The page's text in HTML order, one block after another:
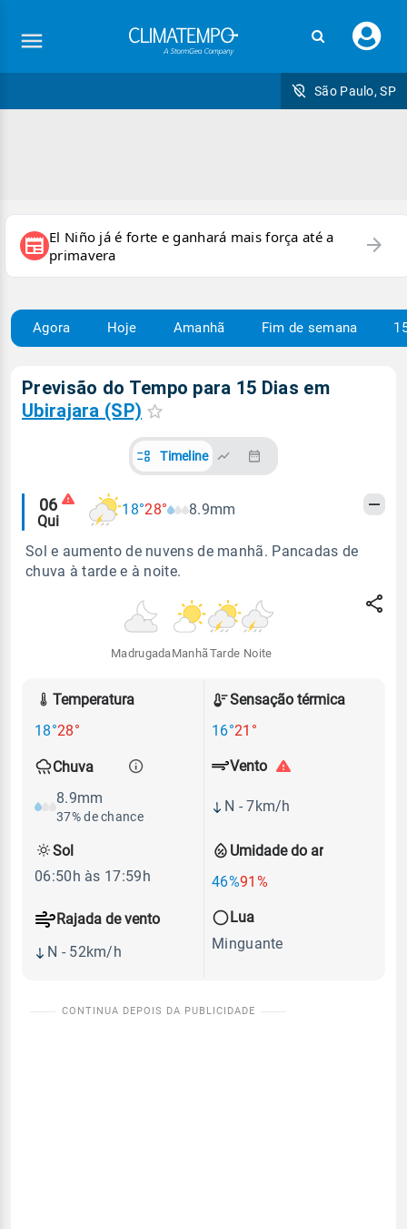
seu
São Paulo, SP
newspaper El Niño já é forte e ganhará mais força até a
primavera
arrow_forward
Agora Hoje Amanhã Fim de semana
Previsão do Tempo para 15 Dias em
Ubirajara (SP)
Timeline
Alertas
meteorológicos
06
Qui
18°28° 8.9mm
Sol e aumento de nuvens de manhã. Pancadas de
chuva à tarde e à noite.
Madrugada Manhã Tarde Noite
Temperatura
18°28°
Sensação térmica
16°21°
Chuva
8.9mm
37% de chance
Umidade do ar
46%91%
Vento
N - 7km/h
Rajada de vento
N - 52km/h
Sol
06:50h às 17:59h
Lua
Minguante